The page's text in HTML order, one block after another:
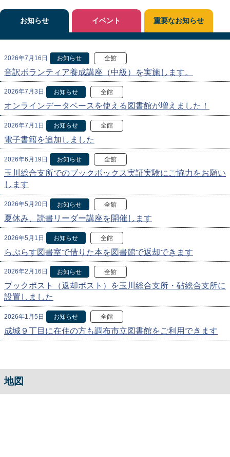
お知らせ
2026年7月16日 お知らせ 全館
音訳ボランティア養成講座（中級）を実施します。
2026年7月3日 お知らせ 全館
オンラインデータベースを使える図書館が増えました！
2026年7月1日 お知らせ 全館
電子書籍を追加しました
2026年6月19日 お知らせ 全館
玉川総合支所でのブックボックス実証実験にご協力をお願い
します
2026年5月20日 お知らせ 全館
夏休み、読書リーダー講座を開催します
2026年5月1日 お知らせ 全館
らぷらす図書室で借りた本を図書館で返却できます
2026年2月16日 お知らせ 全館
ブックポスト（返却ポスト）を玉川総合支所・砧総合支所に
設置しました
2026年1月5日 お知らせ 全館
成城９丁目に在住の方も調布市立図書館をご利用できます
イベント 重要なお知らせ
地図